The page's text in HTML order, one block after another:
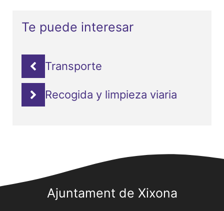
Te puede interesar
Transporte
Recogida y limpieza viaria
Ajuntament de Xixona